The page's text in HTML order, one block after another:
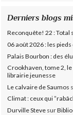
Derniers blogs
Reconquête! 22 : Total
06 août 2026 : les
Palais Bourbon : des
Crookhaven, tome 2,
librairie jeunesse
Le calvaire de Saumos
Climat : ceux qui
Durville Steve sur